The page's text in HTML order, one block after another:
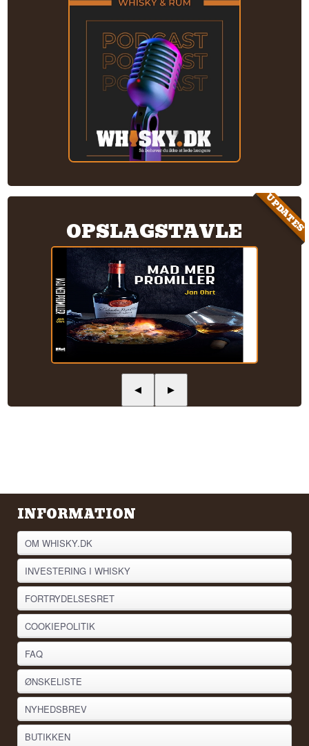
UPDATES
OPSLAGSTAVLE
◀ ▶
INFORMATION
OM WHISKY.DK
INVESTERING I WHISKY
FORTRYDELSESRET
COOKIEPOLITIK
FAQ
ØNSKELISTE
NYHEDSBREV
BUTIKKEN